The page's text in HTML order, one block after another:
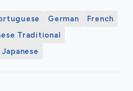
German
French
Traditional
Japanese